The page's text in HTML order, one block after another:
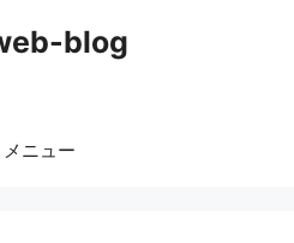
blog
メニュー